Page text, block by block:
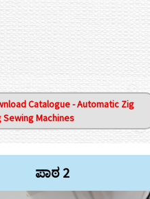
Catalogue - Automatic Zig
Sewing Machines
ಪಾಠ 2